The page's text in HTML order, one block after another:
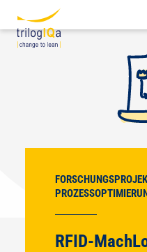
Zum Inhalt springen
RFID-